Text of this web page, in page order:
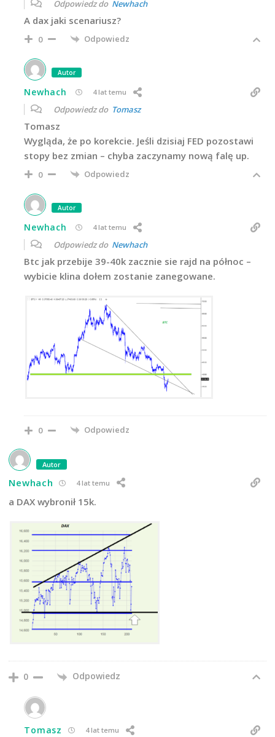
Odpowiedz do Newhach
A dax jaki scenariusz?
0 Odpowiedz
Autor
Newhach 4 lat temu
Odpowiedz do Tomasz
Tomasz
Wygląda, że po korekcie. Jeśli dzisiaj FED pozostawi
stopy bez zmian – chyba zaczynamy nową falę up.
0 Odpowiedz
Autor
Newhach 4 lat temu
Odpowiedz do Newhach
Btc jak przebije 39-40k zacznie sie rajd na północ –
wybicie klina dołem zostanie zanegowane.
0 Odpowiedz
Autor
Newhach 4 lat temu
a DAX wybronił 15k.
0 Odpowiedz
Tomasz 4 lat temu